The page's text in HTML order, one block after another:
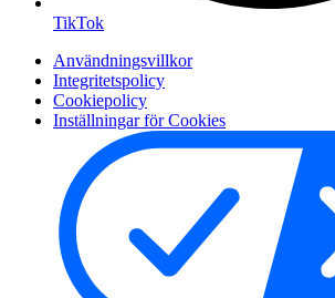
TikTok
Användningsvillkor
Integritetspolicy
Cookiepolicy
Inställningar för Cookies